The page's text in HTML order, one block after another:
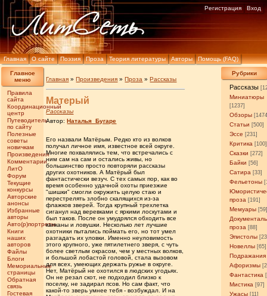
Главная О сайте Поэзия Проза Теория литературы Авторы Помощь (FAQ)
Регистрация Вход
Главное
меню
Правила
сайта
Координационный
центр
Путеводитель
по сайту
Полезные
советы
новичкам
Произведения
Комментарии
ЛитО
Форум
Текущие
конкурсы
Авторские
анонсы
Избранные
авторы
Авто(р)портреты
Книги
наших
авторов
Файлы
Блоги
Мемориальные
страницы
Обратная
связь
Гостевая
Рубрики
Рассказы
Миниатюры
[1237]
Обзоры
Статьи [500]
Эссе [231]
Критика [100]
Сказки [272]
Байки [56]
Сатира [33]
Фельетоны
проза [191]
Мемуары
проза [88]
Эпистолы
Новеллы [65]
Подражания
Афоризмы
Фантастика
Мистика [97]
Ужасы [11]
Главная »Произведения »Проза »Рассказы
Матерый
Рассказы
Автор:Наталья_Бугаре
Его назвали Матёрым. Редко кто из волков
получал личное имя, известное всей округе.
Многие похвалялись тем, что встречались с
ним сам на сам и остались живы, но
большинство просто повторяли рассказы
других охотников. А Матёрый был
фантастически везуч. С тех самых пор, как во
время особенно удачной охоты приезжие
"шишки" смогли окружить целую стаю и
перестрелять злобно скалящихся из-за
флажков зверей. Тогда крупный трехлетка
сиганул над веревками с яркими лоскутами и
был таков. После он умудрялся обходить все
капканы и ловушки. Несколько лет лучшие
охотники пытались поймать его, но тот умел
разгадать их уловки. Именно неуловимость
этого крупного, уже пятилетнего зверя, с чуть
более светлым окрасом, чем у местных волков,
и большой лобастой головой, стала вызовом
для всех, умеющих держать ружье в округе.
Нет, Матёрый не охотился в людских угодьях.
Он не резал скот, не подходил близко к
поселку, не задирал псов. Но сам факт, что
какой-то зверь умнее тебя - возбуждал. И на